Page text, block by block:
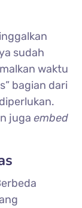
sudah
waktu
bagian dari
juga embed